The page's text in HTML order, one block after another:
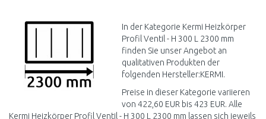
Vergleichen Vergleichen
In der Kategorie Kermi Heizkörper
Profil Ventil - H 300 L 2300 mm
finden Sie unser Angebot an
qualitativen Produkten der
folgenden Hersteller:KERMI.
Preise in dieser Kategorie variieren
von 422,60 EUR bis 423 EUR. Alle
Kermi Heizkörper Profil Ventil - H 300 L 2300 mm lassen sich jeweils